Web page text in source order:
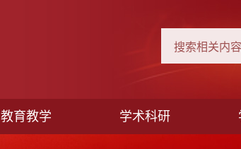
教育教学 学术科研